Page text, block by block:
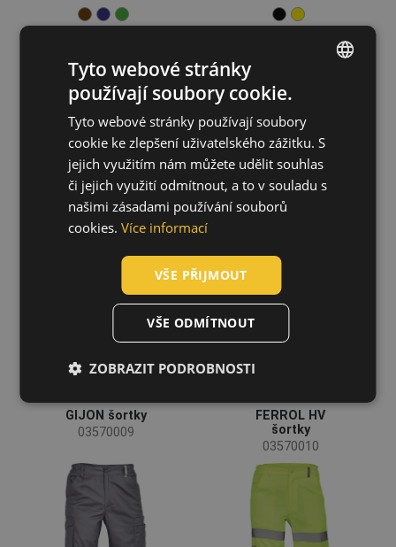
NEURUM CAMOU
03570008
MAX VIVO šortky
03570028
GIJON šortky
03570009
FERROL HV
šortky
03570010
ENGLISH
CZECH
SLOVAK
ROMANIAN
DUTCH
LATVIAN
Tyto webové stránky
používají soubory cookie.
Tyto webové stránky používají soubory
cookie ke zlepšení uživatelského zážitku. S
jejich využitím nám můžete udělit souhlas
či jejich využití odmítnout, a to v souladu s
našimi zásadami používání souborů
cookies. Více informací
VŠE PŘIJMOUT
VŠE ODMÍTNOUT
ZOBRAZIT PODROBNOSTI